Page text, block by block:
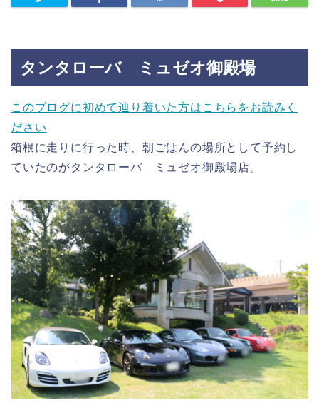
タンタローバ ミュゼオ御殿場
このブログに初めて辿り着いた方はこちらをお読みく
ださい
箱根に走りに行った時、朝ごはんの場所として予約し
ていたのがタンタローバ ミュゼオ御殿場店。